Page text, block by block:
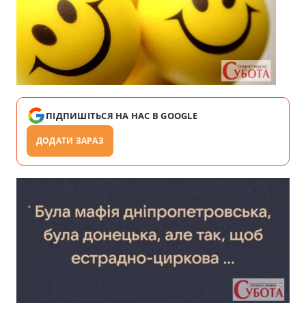
ПІДПИШІТЬСЯ НА НАС В GOOGLE
ДОДАТИ ЗАРАЗ